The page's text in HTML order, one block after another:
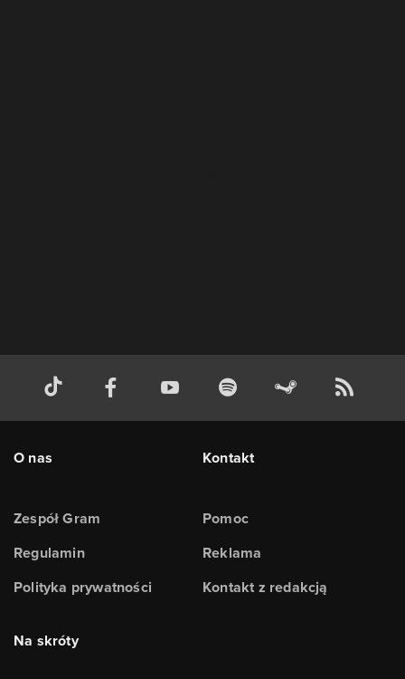
O nas
Zespół Gram
Regulamin
Polityka prywatności
Kontakt
Pomoc
Reklama
Kontakt z redakcją
Na skróty